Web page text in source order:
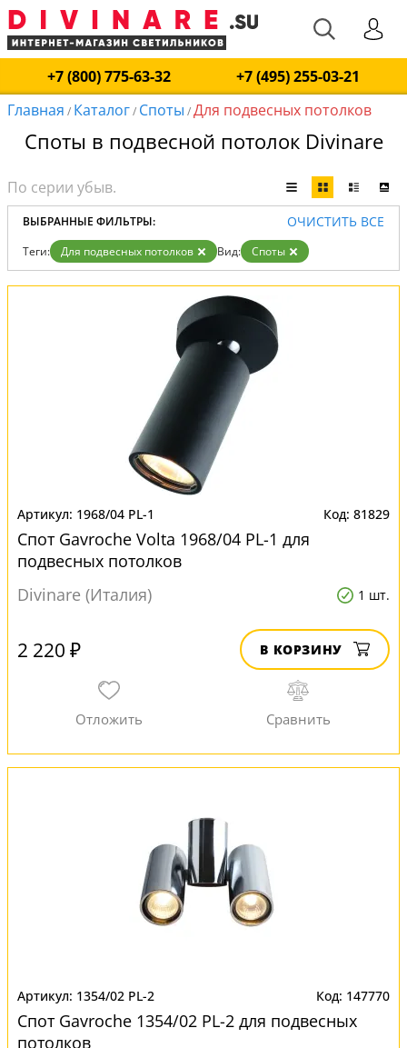
+7 (800) 775-63-32
+7 (495) 255-03-21
Главная / Каталог/ Споты /Для подвесных потолков
Споты в подвесной потолок Divinare
ВЫБРАННЫЕ ФИЛЬТРЫ: ОЧИСТИТЬ ВСЕ
Теги: Для подвесных потолков Вид: Споты
1968/04 PL-1 81829
Спот Gavroche Volta 1968/04 PL-1 для
подвесных потолков
Divinare (Италия)
1 шт.
2 220 ₽ В КОРЗИНУ
1354/02 PL-2 147770
Спот Gavroche 1354/02 PL-2 для подвесных
потолков